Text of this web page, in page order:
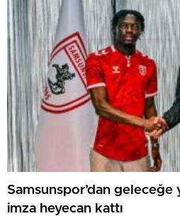
Samsunspor’dan geleceğe
imza heyecan kattı